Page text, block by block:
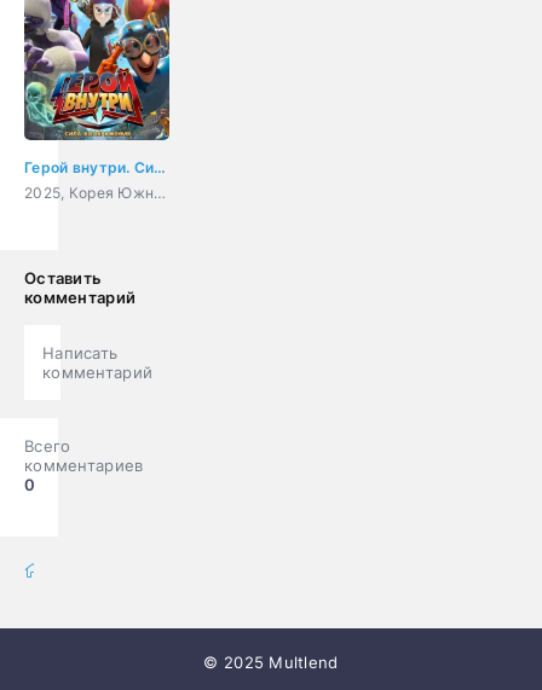
Герой внутри. Сила воображения
2025, Корея Южная, Китай, мультфильм, боевик, фантастика
Оставить
комментарий
Написать
комментарий
Всего
комментариев
0
© 2025 Multlend